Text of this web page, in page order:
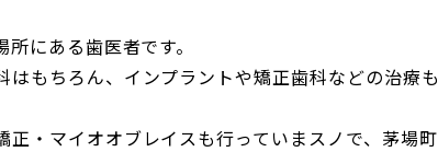
にある歯医者です。
もちろん、インプラントや矯正歯科などの治療も
・マイオオブレイスも行っていまスノで、茅場町